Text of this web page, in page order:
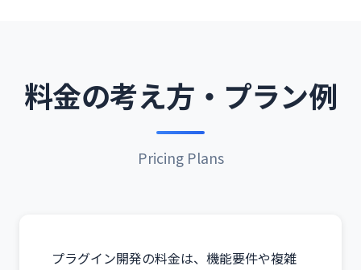
料金の考え方・プラン例
Pricing Plans
プラグイン開発の料金は、機能要件や複雑